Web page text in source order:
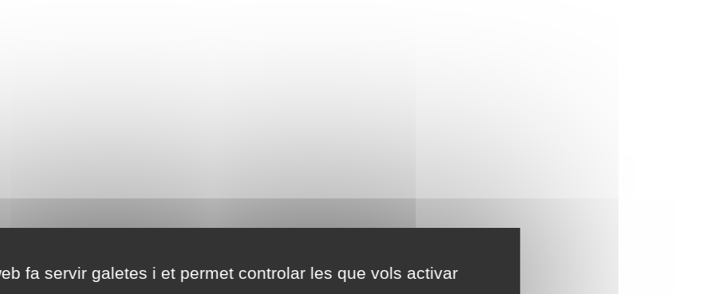
fa servir galetes i et permet controlar les que vols activar